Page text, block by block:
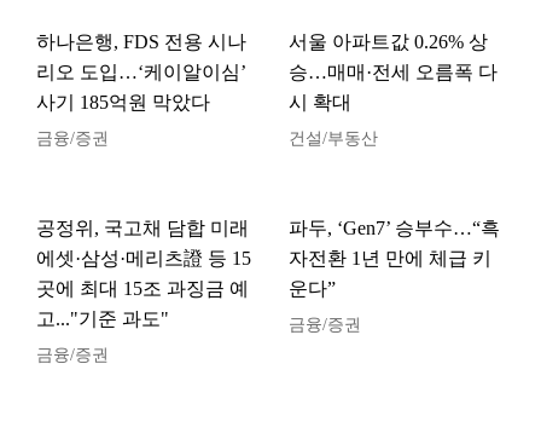
하나은행, FDS 전용 시나
리오 도입…‘케이알이심’
사기 185억원 막았다
금융/증권
서울 아파트값 0.26% 상
승…매매·전세 오름폭 다
시 확대
건설/부동산
공정위, 국고채 담합 미래
에셋·삼성·메리츠證 등 15
곳에 최대 15조 과징금 예
고..."기준 과도"
금융/증권
파두, ‘Gen7’ 승부수…“흑
자전환 1년 만에 체급 키
운다”
금융/증권